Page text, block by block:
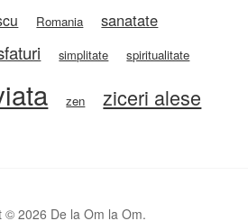
Romania sanatate
simplitate spiritualitate
zen ziceri alese
© 2026 De la Om la Om.